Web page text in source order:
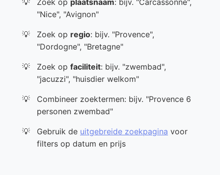
Zoek op plaatsnaam: bijv. "Carcassonne",
"Nice", "Avignon"
Zoek op regio: bijv. "Provence",
"Dordogne", "Bretagne"
Zoek op faciliteit: bijv. "zwembad",
"jacuzzi", "huisdier welkom"
Combineer zoektermen: bijv. "Provence 6
personen zwembad"
Gebruik de uitgebreide zoekpagina voor
filters op datum en prijs